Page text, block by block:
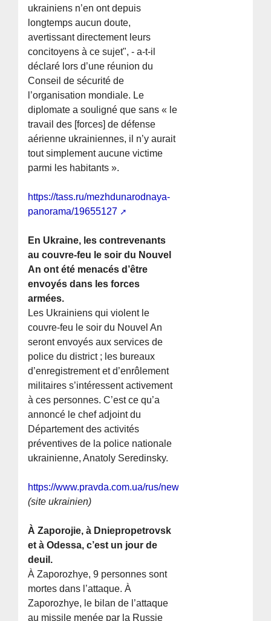
ukrainiens n’en ont depuis
longtemps aucun doute,
avertissant directement leurs
concitoyens à ce sujet", - a-t-il
déclaré lors d’une réunion du
Conseil de sécurité de
l’organisation mondiale. Le
diplomate a souligné que sans « le
travail des [forces] de défense
aérienne ukrainiennes, il n’y aurait
tout simplement aucune victime
parmi les habitants ».
https://tass.ru/mezhdunarodnaya-
panorama/19655127
En Ukraine, les contrevenants
au couvre-feu le soir du Nouvel
An ont été menacés d’être
envoyés dans les forces
armées.
Les Ukrainiens qui violent le
couvre-feu le soir du Nouvel An
seront envoyés aux services de
police du district ; les bureaux
d’enregistrement et d’enrôlement
militaires s’intéressent activement
à ces personnes. C’est ce qu’a
annoncé le chef adjoint du
Département des activités
préventives de la police nationale
ukrainienne, Anatoly Seredinsky.
https://www.pravda.com.ua/rus/news/2023/12/30/
(site ukrainien)
À Zaporojie, à Dniepropetrovsk
et à Odessa, c’est un jour de
deuil.
À Zaporozhye, 9 personnes sont
mortes dans l’attaque. À
Zaporozhye, le bilan de l’attaque
au missile menée par la Russie